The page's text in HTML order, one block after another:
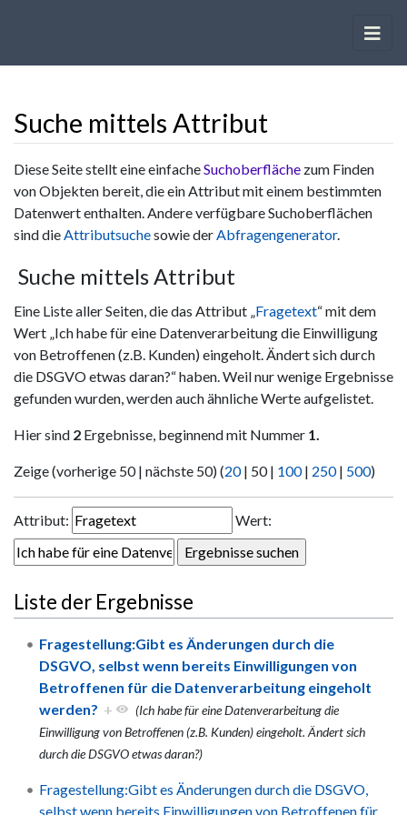
Suche mittels Attribut
Wechseln zu:Navigation,Suche
Diese Seite stellt eine einfacheSuchoberfläche zum Finden
von Objekten bereit, die ein Attribut mit einem bestimmten
Datenwert enthalten. Andere verfügbare Suchoberflächen
sind dieAttributsuchesowie derAbfragengenerator.
Suche mittels Attribut
Eine Liste aller Seiten, die das Attribut „Fragetext“ mit dem
Wert „Ich habe für eine Datenverarbeitung die Einwilligung
von Betroffenen (z.B. Kunden) eingeholt. Ändert sich durch
die DSGVO etwas daran?“ haben. Weil nur wenige Ergebnisse
gefunden wurden, werden auch ähnliche Werte aufgelistet.
Hier sind 2 Ergebnisse, beginnend mit Nummer 1.
Zeige (vorherige 50 | nächste 50) (20| 50| 100| 250| 500)
Attribut: Wert:
Liste der Ergebnisse
Fragestellung:Gibt es Änderungen durch die
DSGVO, selbst wenn bereits Einwilligungen von
Betroffenen für die Datenverarbeitung eingeholt
werden? +
(Ich habe für eine Datenverarbeitung die
Einwilligung von Betroffenen (z.B. Kunden) eingeholt. Ändert sich
durch die DSGVO etwas daran?)
Fragestellung:Gibt es Änderungen durch die DSGVO,
selbst wenn bereits Einwilligungen von Betroffenen für